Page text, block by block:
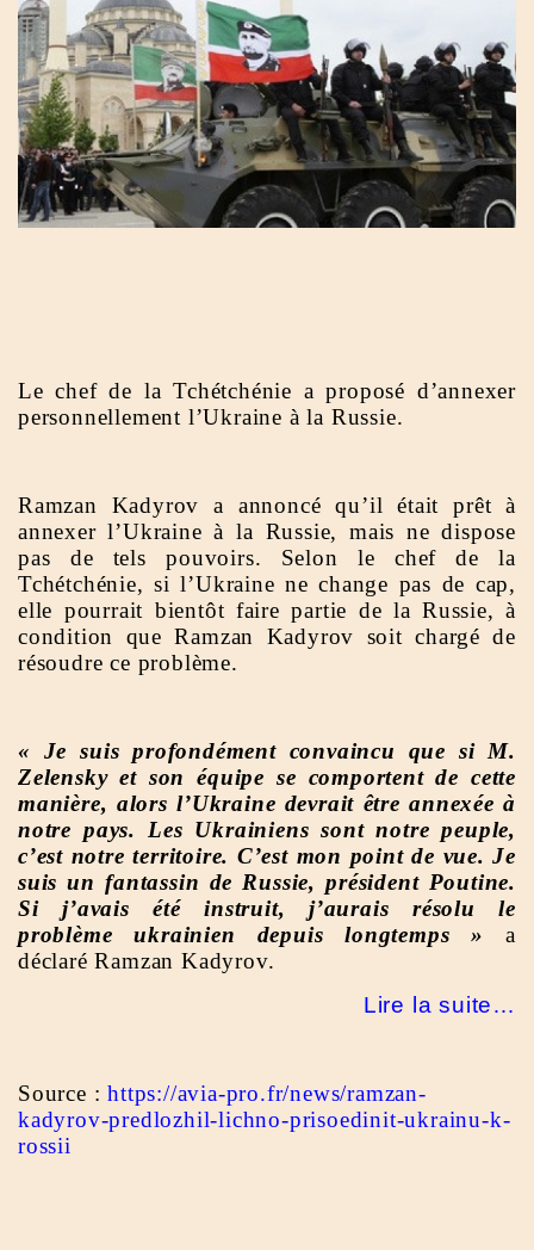
Le chef de la Tchétchénie a proposé d’annexer
personnellement l’Ukraine à la Russie.
Ramzan Kadyrov a annoncé qu’il était prêt à
annexer l’Ukraine à la Russie, mais ne dispose
pas de tels pouvoirs. Selon le chef de la
Tchétchénie, si l’Ukraine ne change pas de cap,
elle pourrait bientôt faire partie de la Russie, à
condition que Ramzan Kadyrov soit chargé de
résoudre ce problème.
« Je suis profondément convaincu que si M.
Zelensky et son équipe se comportent de cette
manière, alors l’Ukraine devrait être annexée à
notre pays. Les Ukrainiens sont notre peuple,
c’est notre territoire. C’est mon point de vue. Je
suis un fantassin de Russie, président Poutine.
Si j’avais été instruit, j’aurais résolu le
problème ukrainien depuis longtemps »
a
déclaré Ramzan Kadyrov.
Lire la suite…
Source :https://avia-pro.fr/news/ramzan-
kadyrov-predlozhil-lichno-prisoedinit-ukrainu-k-
rossii